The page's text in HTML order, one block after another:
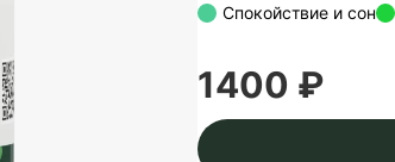
Спокойствие и сон
1400 ₽